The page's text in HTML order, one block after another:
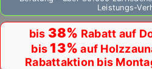
Leistungs-
bis 38% Rabatt auf
bis 13% auf
Rabattaktion bis